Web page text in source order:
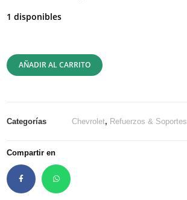
1 disponibles
AÑADIR AL CARRITO
Categorías Chevrolet, Refuerzos & Soportes
Compartir en